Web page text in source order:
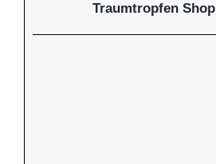
Traumtropfen